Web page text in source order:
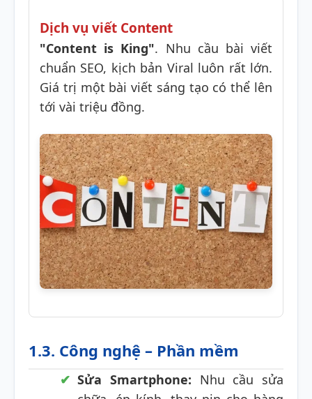
Dịch vụ viết Content
"Content is King". Nhu cầu bài viết
chuẩn SEO, kịch bản Viral luôn rất lớn.
Giá trị một bài viết sáng tạo có thể lên
tới vài triệu đồng.
1.3. Công nghệ – Phần mềm
Sửa Smartphone: Nhu cầu sửa